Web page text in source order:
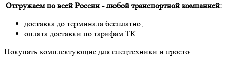
Отгружаем по всей России - любой транспортной компанией:
доставка до терминала бесплатно;
оплата доставки по тарифам ТК.
Покупать комплектующие для спецтехники и просто